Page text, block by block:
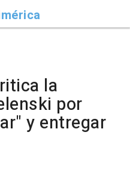
mérica
la
por
y entregar